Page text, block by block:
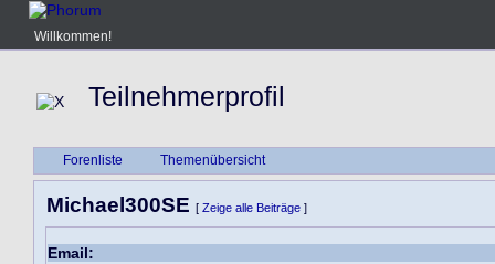
Willkommen!
Teilnehmerprofil
Forenliste Themenübersicht
Michael300SE [ Zeige alle Beiträge ]
Email: